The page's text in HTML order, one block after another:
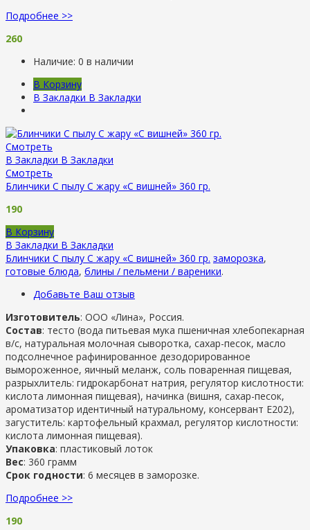
Подробнее >>
260
Наличие: 0 в наличии
В Корзину
В Закладки В Закладки
Смотреть
В Закладки В Закладки
Смотреть
Блинчики С пылу С жару «С вишней» 360 гр.
190
В Корзину
В Закладки В Закладки
Блинчики С пылу С жару «С вишней» 360 гр. заморозка,
готовые блюда, блины / пельмени / вареники.
Добавьте Ваш отзыв
Изготовитель: ООО «Лина», Россия.
Состав: тесто (вода питьевая мука пшеничная хлебопекарная
в/с, натуральная молочная сыворотка, сахар-песок, масло
подсолнечное рафинированное дезодорированное
вымороженное, яичный меланж, соль поваренная пищевая,
разрыхлитель: гидрокарбонат натрия, регулятор кислотности:
кислота лимонная пищевая), начинка (вишня, сахар-песок,
ароматизатор идентичный натуральному, консервант Е202),
загуститель: картофельный крахмал, регулятор кислотности:
кислота лимонная пищевая).
Упаковка: пластиковый лоток
Вес: 360 грамм
Срок годности: 6 месяцев в заморозке.
Подробнее >>
190